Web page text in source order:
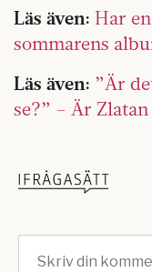
Läs även: Har
sommarens
Läs även: ”Är
se?” – Är